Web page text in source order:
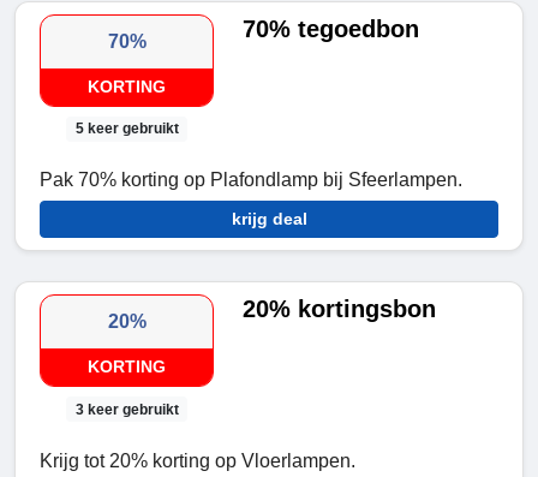
70%
KORTING
5 keer gebruikt
70% tegoedbon
Pak 70% korting op Plafondlamp bij Sfeerlampen.
krijg deal
20%
KORTING
3 keer gebruikt
20% kortingsbon
Krijg tot 20% korting op Vloerlampen.